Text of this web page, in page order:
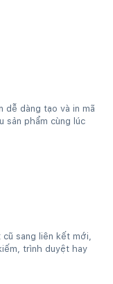
dễ dàng tạo và in mã
sản phẩm cùng lúc
sang liên kết mới,
trình duyệt hay